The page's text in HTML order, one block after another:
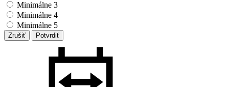
Minimálne 3
Minimálne 4
Minimálne 5
Zrušiť Potvrdiť